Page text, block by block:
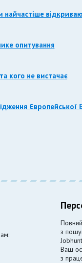
опитування
кого не вистачає
Європейської
з
Ваш
з